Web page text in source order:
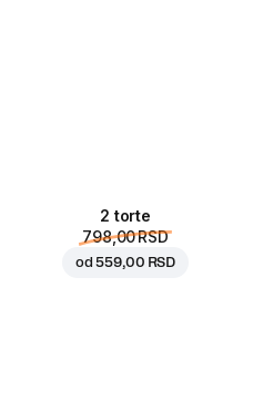
2 torte
798,00 RSD
od559,00 RSD